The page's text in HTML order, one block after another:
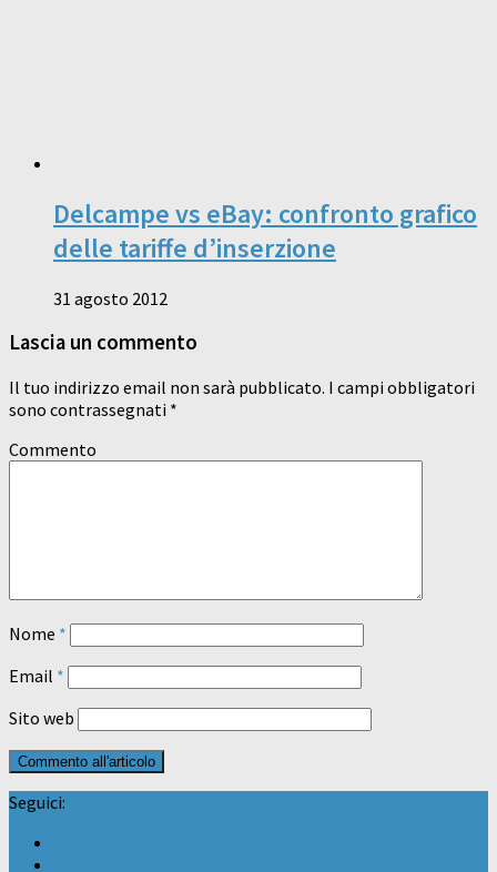
Delcampe vs eBay: confronto grafico
delle tariffe d’inserzione
31 agosto 2012
Lascia un commento
Il tuo indirizzo email non sarà pubblicato. I campi obbligatori
sono contrassegnati *
Commento
Nome *
Email *
Sito web
Seguici: